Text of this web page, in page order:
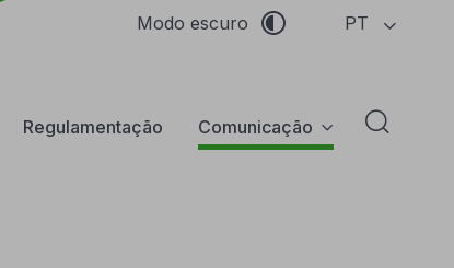
Modo escuro PT
Regulamentação Comunicação Abrir